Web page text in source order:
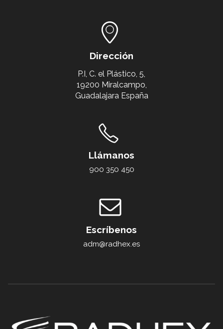
Dirección
P.I, C. el Plástico, 5,
19200 Miralcampo,
Guadalajara España
Llámanos
900 350 450
Escríbenos
adm@radhex.es